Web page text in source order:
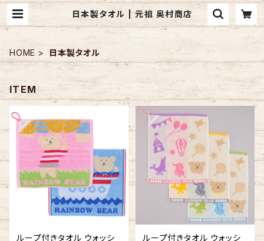
日本製タオル | 元祖 奥村商店
HOME 日本製タオル
ITEM
ループ付きタオル ウォッシ
ループ付きタオル ウォッシ